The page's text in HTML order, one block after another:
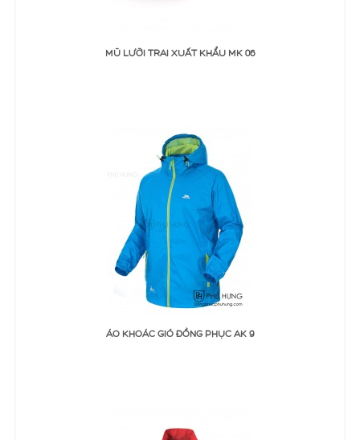
MŨ LƯỠI TRAI XUẤT KHẨU MK 06
ĐẶT MUA
Thêm so sánh
ÁO KHOÁC GIÓ ĐỒNG PHỤC AK 9
ĐẶT MUA
Thêm Yêu thích Thêm so sánh